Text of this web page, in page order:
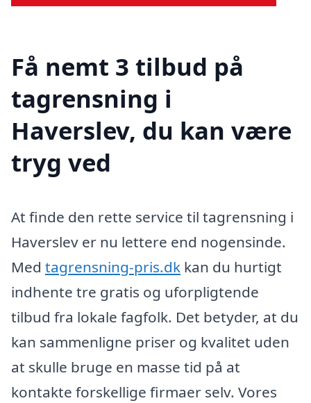
Få nemt 3 tilbud på
tagrensning i
Haverslev, du kan være
tryg ved
At finde den rette service til tagrensning i
Haverslev er nu lettere end nogensinde.
Med tagrensning-pris.dk kan du hurtigt
indhente tre gratis og uforpligtende
tilbud fra lokale fagfolk. Det betyder, at du
kan sammenligne priser og kvalitet uden
at skulle bruge en masse tid på at
kontakte forskellige firmaer selv. Vores